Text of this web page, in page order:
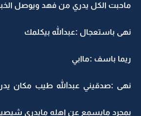
ماحبت الكل يدري من فهد ويوصل
نهى باستعجال :عبدالله بيكلمك
ريما باسف :ماابي
نهى :صدقيني عبدالله طيب مكان
بمجرد مايسمع عن اهله مايدري